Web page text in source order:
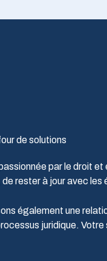
de solutions
par le droit
rester à jour avec
également une
juridique.